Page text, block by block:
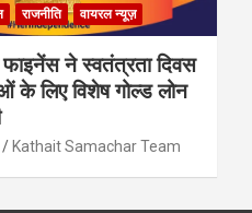
राजनीति वायरल न्यूज़
ने स्वतंत्रता दिवस
के लिए विशेष गोल्ड लोन
Kathait Samachar Team